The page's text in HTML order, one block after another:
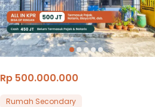
Rp 500.000.000
Rumah Secondary